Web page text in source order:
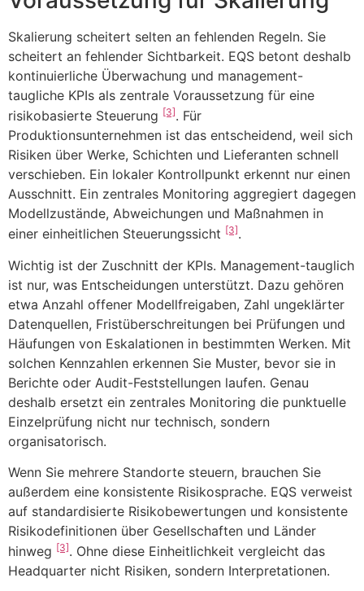
Skalierung scheitert selten an fehlenden Regeln. Sie
scheitert an fehlender Sichtbarkeit. EQS betont deshalb
kontinuierliche Überwachung und management-
taugliche KPIs als zentrale Voraussetzung für eine
risikobasierte Steuerung [3]. Für
Produktionsunternehmen ist das entscheidend, weil sich
Risiken über Werke, Schichten und Lieferanten schnell
verschieben. Ein lokaler Kontrollpunkt erkennt nur einen
Ausschnitt. Ein zentrales Monitoring aggregiert dagegen
Modellzustände, Abweichungen und Maßnahmen in
einer einheitlichen Steuerungssicht [3].
Wichtig ist der Zuschnitt der KPIs. Management-tauglich
ist nur, was Entscheidungen unterstützt. Dazu gehören
etwa Anzahl offener Modellfreigaben, Zahl ungeklärter
Datenquellen, Fristüberschreitungen bei Prüfungen und
Häufungen von Eskalationen in bestimmten Werken. Mit
solchen Kennzahlen erkennen Sie Muster, bevor sie in
Berichte oder Audit-Feststellungen laufen. Genau
deshalb ersetzt ein zentrales Monitoring die punktuelle
Einzelprüfung nicht nur technisch, sondern
organisatorisch.
Wenn Sie mehrere Standorte steuern, brauchen Sie
außerdem eine konsistente Risikosprache. EQS verweist
auf standardisierte Risikobewertungen und konsistente
Risikodefinitionen über Gesellschaften und Länder
hinweg [3]. Ohne diese Einheitlichkeit vergleicht das
Headquarter nicht Risiken, sondern Interpretationen.